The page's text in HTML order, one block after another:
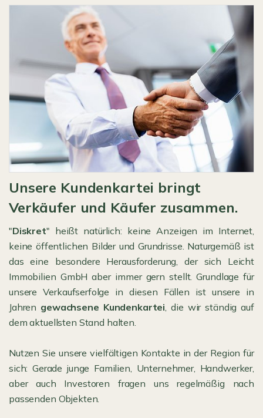
Unsere Kundenkartei bringt
Verkäufer und Käufer zusammen.
"Diskret" heißt natürlich: keine Anzeigen im Internet,
keine öffentlichen Bilder und Grundrisse. Naturgemäß ist
das eine besondere Herausforderung, der sich Leicht
Immobilien GmbH aber immer gern stellt. Grundlage für
unsere Verkaufserfolge in diesen Fällen ist unsere in
Jahren gewachsene Kundenkartei, die wir ständig auf
dem aktuellsten Stand halten.
Nutzen Sie unsere vielfältigen Kontakte in der Region für
sich: Gerade junge Familien, Unternehmer, Handwerker,
aber auch Investoren fragen uns regelmäßig nach
passenden Objekten.